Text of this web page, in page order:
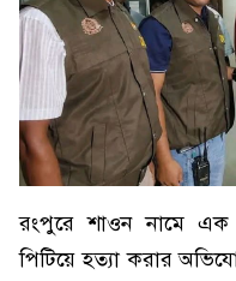
রংপুরে শাওন নামে এক
পিটিয়ে হত্যা করার